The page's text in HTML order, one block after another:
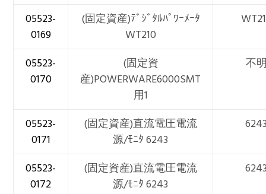
05523-
0169
(固定資産)ﾃﾞｼﾞﾀﾙﾊﾟﾜｰﾒｰﾀ
WT210
05523-
0170
(固定資
産)POWERWARE6000SMT
用1
不
05523-
0171
(固定資産)直流電圧電流
源/ﾓﾆﾀ 6243
05523-
0172
(固定資産)直流電圧電流
源/ﾓﾆﾀ 6243